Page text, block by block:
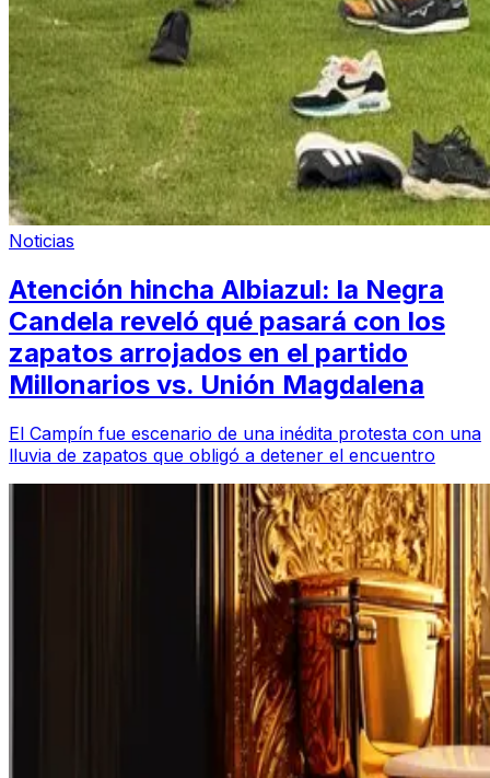
Noticias
Atención hincha Albiazul: la Negra
Candela reveló qué pasará con los
zapatos arrojados en el partido
Millonarios vs. Unión Magdalena
El Campín fue escenario de una inédita protesta con una
lluvia de zapatos que obligó a detener el encuentro